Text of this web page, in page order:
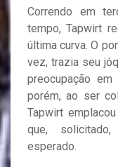
Correndo em
tempo, Tapwirt
última curva. O
vez, trazia seu
preocupação
porém, ao ser
Tapwirt
que,
esperado.